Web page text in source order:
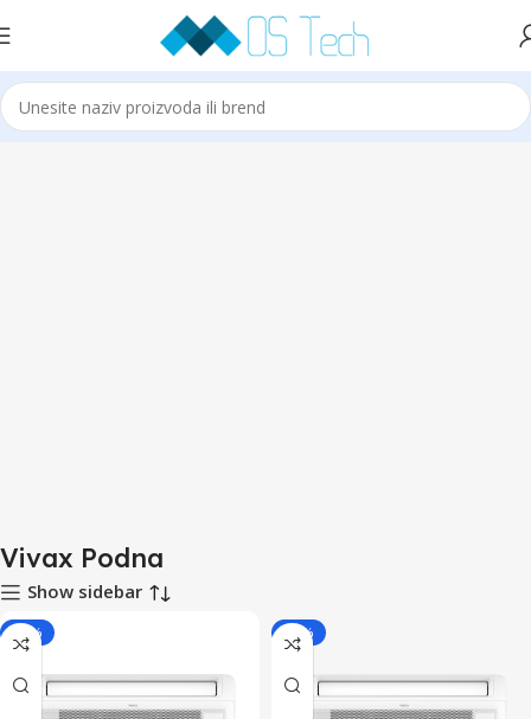
Početna Klime VIVAX Vivax Podna
Vivax Podna
Show sidebar
-20% -20%